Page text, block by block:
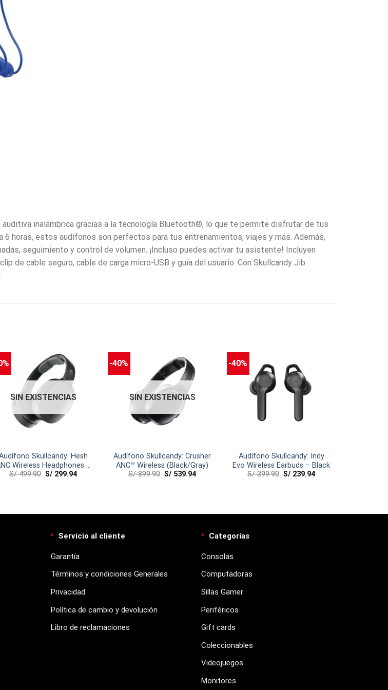
inalámbrica gracias a la tecnología Bluetooth®, lo que te permite disfrutar de tus
6 horas, estos audífonos son perfectos para tus entrenamientos, viajes y más. Además,
seguimiento y control de volumen. ¡Incluso puedes activar tu asistente! Incluyen
de cable seguro, cable de carga micro-USB y guía del usuario. Con Skullcandy Jib
SIN EXISTENCIAS
Skullcandy: Hesh
Wireless Headphones –
Black
S/499.90 S/ 299.94
-40%
SIN EXISTENCIAS
Audífono Skullcandy: Crusher
ANC™ Wireless (Black/Gray)
S/899.90 S/ 539.94
-40%
Audífono Skullcandy: Indy
Evo Wireless Earbuds – Black
S/399.90 S/ 239.94
Servicio al cliente
Garantía
Términos y condiciones Generales
Privacidad
Política de cambio y devolución
Libro de reclamaciones
Categorías
Consolas
Computadoras
Sillas Gamer
Periféricos
Gift cards
Coleccionables
Videojuegos
Monitores